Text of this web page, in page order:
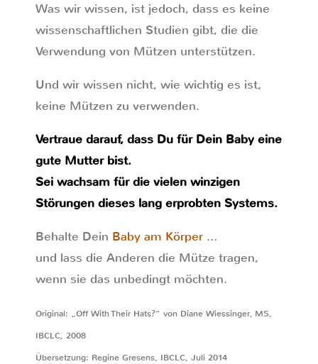
Was wir wissen, ist jedoch, dass es keine
wissenschaftlichen Studien gibt, die die
Verwendung von Mützen unterstützen.
Und wir wissen nicht, wie wichtig es ist,
keine Mützen zu verwenden.
Vertraue darauf, dass Du für Dein Baby eine
gute Mutter bist.
Sei wachsam für die vielen winzigen
Störungen dieses lang erprobten Systems.
Behalte Dein Baby am Körper …
und lass die Anderen die Mütze tragen,
wenn sie das unbedingt möchten.
Original: „Off With Their Hats?“ von Diane Wiessinger, MS,
IBCLC, 2008
Übersetzung: Regine Gresens, IBCLC, Juli 2014